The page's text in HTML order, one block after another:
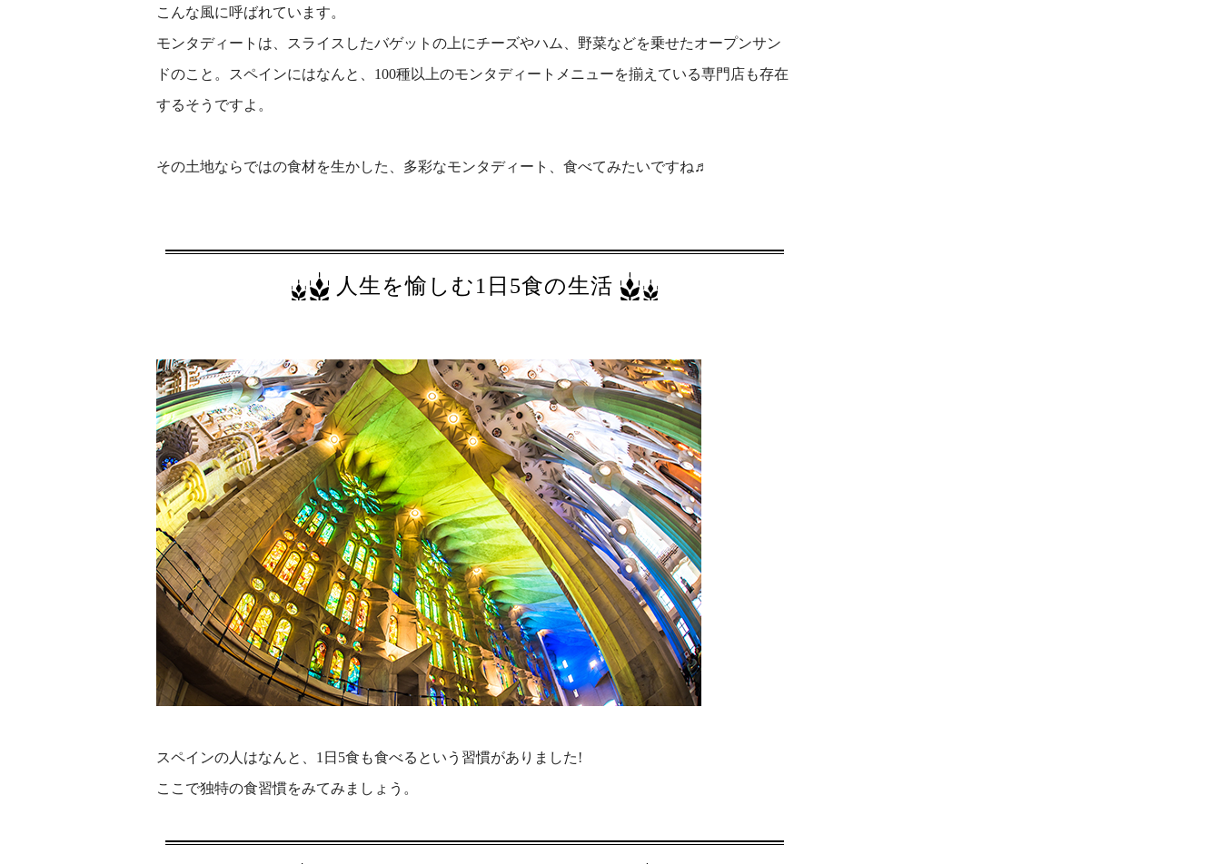
こんな風に呼ばれています。
モンタディートは、スライスしたバゲットの上にチーズやハム、野菜などを乗せたオープンサン
ドのこと。スペインにはなんと、100種以上のモンタディートメニューを揃えている専門店も存在
するそうですよ。
その土地ならではの食材を生かした、多彩なモンタディート、食べてみたいですね♬
人生を愉しむ1日5食の生活
スペインの人はなんと、1日5食も食べるという習慣がありました!
ここで独特の食習慣をみてみましょう。